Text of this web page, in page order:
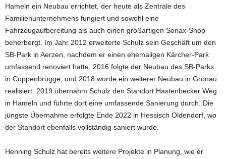
Hameln ein Neubau errichtet, der heute als Zentrale des
Familienunternehmens fungiert und sowohl eine
Fahrzeugaufbereitung als auch einen großartigen Sonax-Shop
beherbergt. Im Jahr 2012 erweiterte Schulz sein Geschäft um den
SB-Park in Aerzen, nachdem er einen ehemaligen Kärcher-Park
umfassend renoviert hatte. 2016 folgte der Neubau des SB-Parks
in Coppenbrügge, und 2018 wurde ein weiterer Neubau in Gronau
realisiert. 2019 übernahm Schulz den Standort Hastenbecker Weg
in Hameln und führte dort eine umfassende Sanierung durch. Die
jüngste Übernahme erfolgte Ende 2022 in Hessisch Oldendorf, wo
der Standort ebenfalls vollständig saniert wurde.
Henning Schulz hat bereits weitere Projekte in Planung, wie er